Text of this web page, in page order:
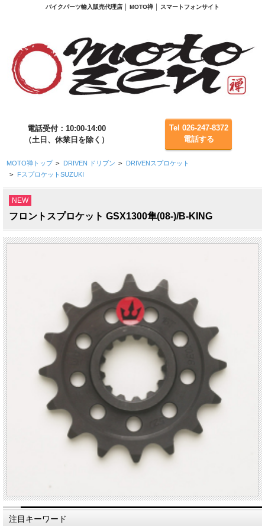
バイクパーツ輸入販売代理店 │ MOTO禅 │ スマートフォンサイト
電話受付：10:00-14:00
（土日、休業日を除く）
Tel 026-247-8372
電話する
MOTO禅トップ > DRIVEN ドリブン > DRIVENスプロケット
> FスプロケットSUZUKI
NEW
フロントスプロケット GSX1300隼(08-)/B-KING
注目キーワード